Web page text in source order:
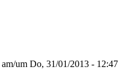
am/um Do, 31/01/2013 - 12:47